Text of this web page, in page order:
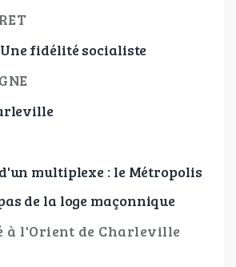
fidélité socialiste
multiplexe : le Métropolis
de la loge maçonnique
à l'Orient de Charleville